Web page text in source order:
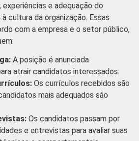
experiências e adequação do
cultura da organização. Essas
com a empresa e o setor público,
A posição é anunciada
atrair candidatos interessados.
Os currículos recebidos são
mais adequados são
Os candidatos passam por
e entrevistas para avaliar suas